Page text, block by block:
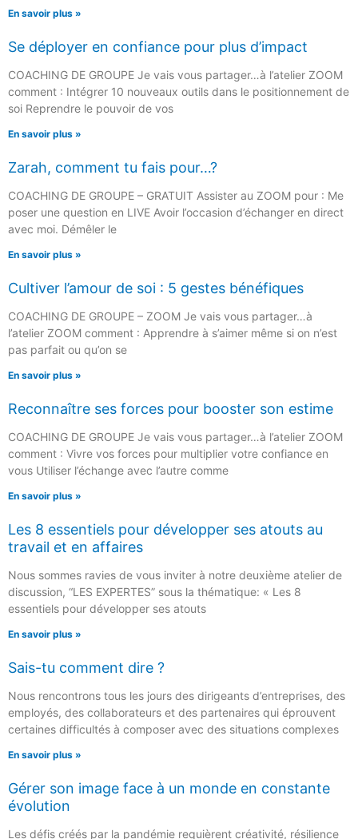
En savoir plus »
Se déployer en confiance pour plus d’impact
COACHING DE GROUPE Je vais vous partager…à l’atelier ZOOM
comment : Intégrer 10 nouveaux outils dans le positionnement de
soi Reprendre le pouvoir de vos
En savoir plus »
Zarah, comment tu fais pour…?
COACHING DE GROUPE – GRATUIT Assister au ZOOM pour : Me
poser une question en LIVE Avoir l’occasion d’échanger en direct
avec moi. Démêler le
En savoir plus »
Cultiver l’amour de soi : 5 gestes bénéfiques
COACHING DE GROUPE – ZOOM Je vais vous partager…à
l’atelier ZOOM comment : Apprendre à s’aimer même si on n’est
pas parfait ou qu’on se
En savoir plus »
Reconnaître ses forces pour booster son estime
COACHING DE GROUPE Je vais vous partager…à l’atelier ZOOM
comment : Vivre vos forces pour multiplier votre confiance en
vous Utiliser l’échange avec l’autre comme
En savoir plus »
Les 8 essentiels pour développer ses atouts au
travail et en affaires
Nous sommes ravies de vous inviter à notre deuxième atelier de
discussion, “LES EXPERTES” sous la thématique: « Les 8
essentiels pour développer ses atouts
En savoir plus »
Sais-tu comment dire ?
Nous rencontrons tous les jours des dirigeants d’entreprises, des
employés, des collaborateurs et des partenaires qui éprouvent
certaines difficultés à composer avec des situations complexes
En savoir plus »
Gérer son image face à un monde en constante
évolution
Les défis créés par la pandémie requièrent créativité, résilience